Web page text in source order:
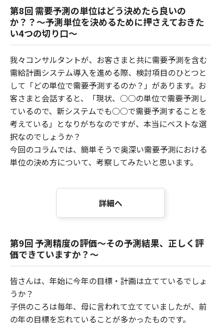
第8回 需要予測の単位はどう決めたら良いの
か？？～予測単位を決めるために押さえておきた
い4つの切り口～
我々コンサルタントが、お客さまと共に需要予測を含む
需給計画システム導入を進める際、検討項目のひとつと
して「どの単位で需要予測するのか？」があります。お
客さまと会話すると、「現状、○○の単位で需要予測し
ているので、新システムでも○○で需要予測することを
考えている」となりがちなのですが、本当にベストな選
択なのでしょうか？
今回のコラムでは、簡単そうで奥深い需要予測における
単位の決め方について、考察してみたいと思います。
詳細へ
第9回 予測精度の評価～その予測結果、正しく評
価できていますか？～
皆さんは、年始に今年の目標・計画は立てているでしょ
うか？
子供のころは毎年、母に言われて立てていましたが、前
の年の目標を忘れていることが多かったものです。